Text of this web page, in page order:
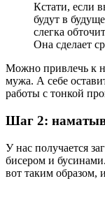
Кстати, если
будут в
слегка
Она сделает
Можно привлечь к
мужа. А себе
работы с тонкой
Шаг 2:
У нас получается
бисером и
вот таким образом,